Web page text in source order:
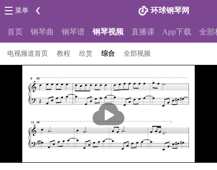
环球钢琴网
菜单
首页 钢琴曲 钢琴谱 钢琴视频 直播课 App下载 全部
电视频道首页 教程 欣赏 综合 全部视频
播
放